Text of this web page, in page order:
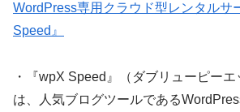
WordPress専用クラウド型レンタルサ
Speed』
・『wpX Speed』（ダブリューピーエ
は、人気ブログツールである